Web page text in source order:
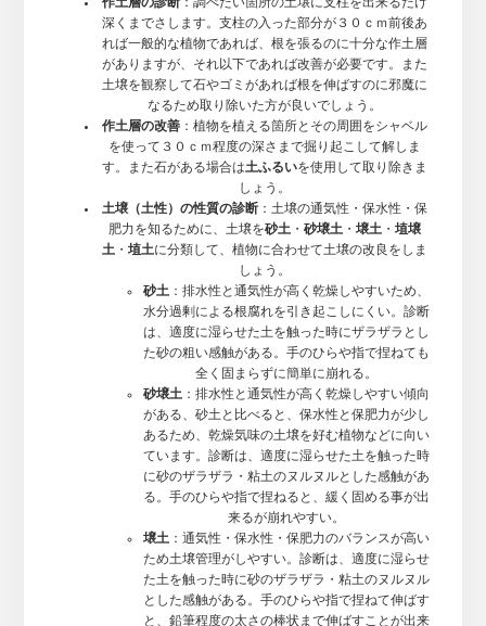
作土層の診断 ：調べたい箇所の土壌に支柱を出来るだけ
深くまでさします。支柱の入った部分が３０ｃｍ前後あ
れば一般的な植物であれば、根を張るのに十分な作土層
がありますが、それ以下であれば改善が必要です。また
土壌を観察して石やゴミがあれば根を伸ばすのに邪魔に
なるため取り除いた方が良いでしょう。
作土層の改善 ：植物を植える箇所とその周囲をシャベル
を使って３０ｃｍ程度の深さまで掘り起こして解しま
す。また石がある場合は土ふるいを使用して取り除きま
しょう。
土壌（土性）の性質の診断 ：土壌の通気性・保水性・保
肥力を知るために、土壌を砂土 ・ 砂壌土 ・ 壌土 ・ 埴壌
土 ・ 埴土に分類して、植物に合わせて土壌の改良をしま
しょう。
砂土 ：排水性と通気性が高く乾燥しやすいため、
水分過剰による根腐れを引き起こしにくい。診断
は、適度に湿らせた土を触った時にザラザラとし
た砂の粗い感触がある。手のひらや指で捏ねても
全く固まらずに簡単に崩れる。
砂壌土 ：排水性と通気性が高く乾燥しやすい傾向
がある、砂土と比べると、保水性と保肥力が少し
あるため、乾燥気味の土壌を好む植物などに向い
ています。診断は、適度に湿らせた土を触った時
に砂のザラザラ・粘土のヌルヌルとした感触があ
る。手のひらや指で捏ねると、緩く固める事が出
来るが崩れやすい。
壌土 ：通気性・保水性・保肥力のバランスが高い
ため土壌管理がしやすい。診断は、適度に湿らせ
た土を触った時に砂のザラザラ・粘土のヌルヌル
とした感触がある。手のひらや指で捏ねて伸ばす
と、鉛筆程度の太さの棒状まで伸ばすことが出来